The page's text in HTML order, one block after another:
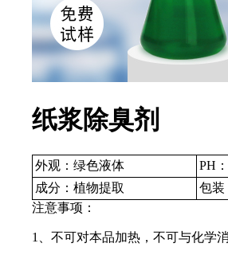
纸浆除臭剂
外观：绿色液体
PH
成分：植物提取
包装
注意事项：
1、不可对本品加热，不可与化学